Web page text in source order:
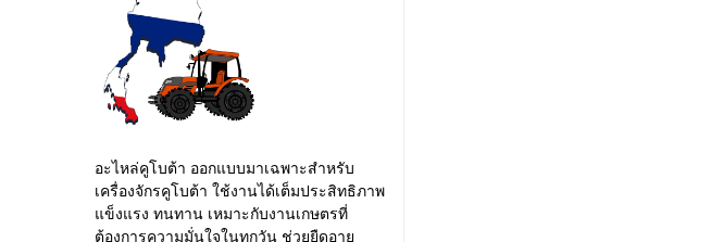
อะไหล่คูโบต้า ออกแบบมาเฉพาะสำหรับ
เครื่องจักรคูโบต้า ใช้งานได้เต็มประสิทธิภาพ
แข็งแรง ทนทาน เหมาะกับงานเกษตรที่
ต้องการความมั่นใจในทุกวัน ช่วยยืดอายุ